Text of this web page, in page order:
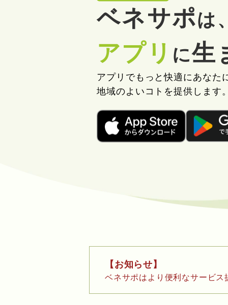
ベネサポは
アプリ に生
アプリでもっと快適にあなた
地域のよいコトを提供します
【お知らせ】
ベネサポはより便利なサービ